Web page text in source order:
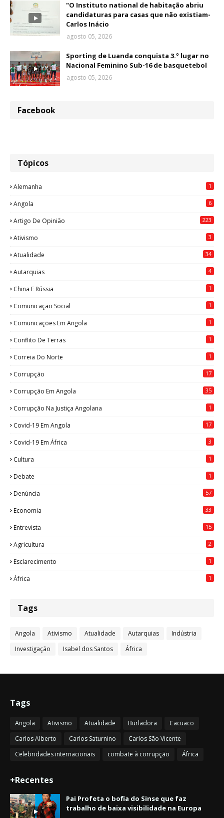
"O Instituto national de habitação abriu
candidaturas para casas que não existiam-
Carlos Inácio
agosto 05, 2026
Sporting de Luanda conquista 3.º lugar no
Nacional Feminino Sub-16 de basquetebol
agosto 05, 2026
Facebook
Tópicos
Alemanha 1
Angola 6
Artigo De Opinião 223
Ativismo 3
Atualidade 34
Autarquias 4
China E Rússia 1
Comunicação Social 1
Comunicações Em Angola 1
Conflito De Terras 1
Correia Do Norte 1
Corrupção 17
Corrupção Em Angola 35
Corrupção Na Justiça Angolana 1
Covid-19 Em Angola 17
Covid-19 Em África 3
Cultura 1
Debate 1
Denúncia 57
Economia 33
Entrevista 15
Agricultura 2
Esclarecimento 1
África 1
Tags
Angola Ativismo Atualidade Autarquias
Indústria
Investigação
Isabel dos Santos África
Tags
Angola Ativismo Atualidade Burladora
Cacuaco
Carlos Alberto
Carlos Saturnino
Carlos São Vicente
Celebridades internacionais
combate à corrupção África
+Recentes
Pai Profeta o bofia do Sinse que faz
trabalho de baixa visibilidade na Europa